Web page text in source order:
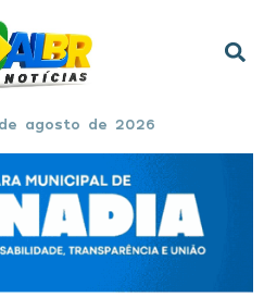
agosto de 2026